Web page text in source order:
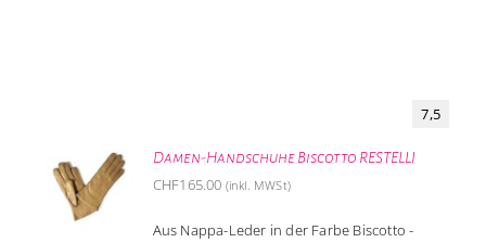
Damen-Handschuhe Biscotto RESTELLI
7,5
CHF165.00 (inkl. MWSt)
Aus Nappa-Leder in der Farbe Biscotto -